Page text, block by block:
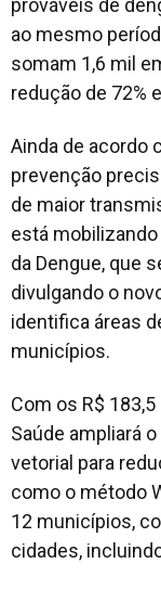
prováveis de
ao mesmo
somam 1,6 mil
redução de 72%
Ainda de acordo
prevenção
de maior
está mobilizando
da Dengue, que
divulgando o
identifica áreas
municípios.
Com os R$
Saúde ampliará
vetorial para
como o método
12 municípios,
cidades,